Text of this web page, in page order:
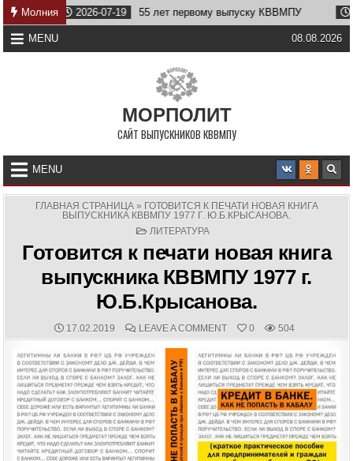
Skip
to
content
Молния
2026-07-19 55 лет первому выпуску КВВМПУ 2026-
MENU 08.08.2026
МОРПОЛИТ
САЙТ ВЫПУСКНИКОВ КВВМПУ
MENU
ГЛАВНАЯ СТРАНИЦА» ГОТОВИТСЯ К ПЕЧАТИ НОВАЯ КНИГА
ВЫПУСКНИКА КВВМПУ 1977 Г. Ю.Б.КРЫСАНОВА.
POSTED
ЛИТЕРАТУРА
Готовится к печати новая книга
выпускника КВВМПУ 1977 г.
Ю.Б.Крысанова.
PUBLISHED
DATE:
17.02.2019 COMMENTS:
LEAVE A COMMENTON
ГОТОВИТСЯ
ПЕЧАТИ
НОВАЯ
КНИГА
ВЫПУСКНИКА
КВВМПУ
1977
Г.
Ю.Б.КРЫСАНОВА.
0 504